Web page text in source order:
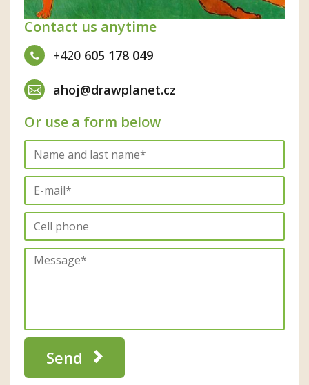
Contact us anytime
+420 605 178 049
ahoj@drawplanet.cz
Or use a form below
Send